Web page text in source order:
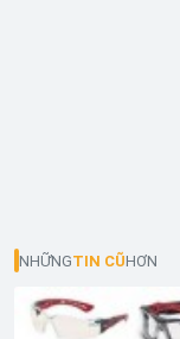
NHỮNGTIN CŨHƠN